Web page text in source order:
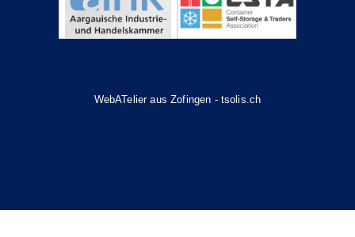
WebATelier aus Zofingen - tsolis.ch